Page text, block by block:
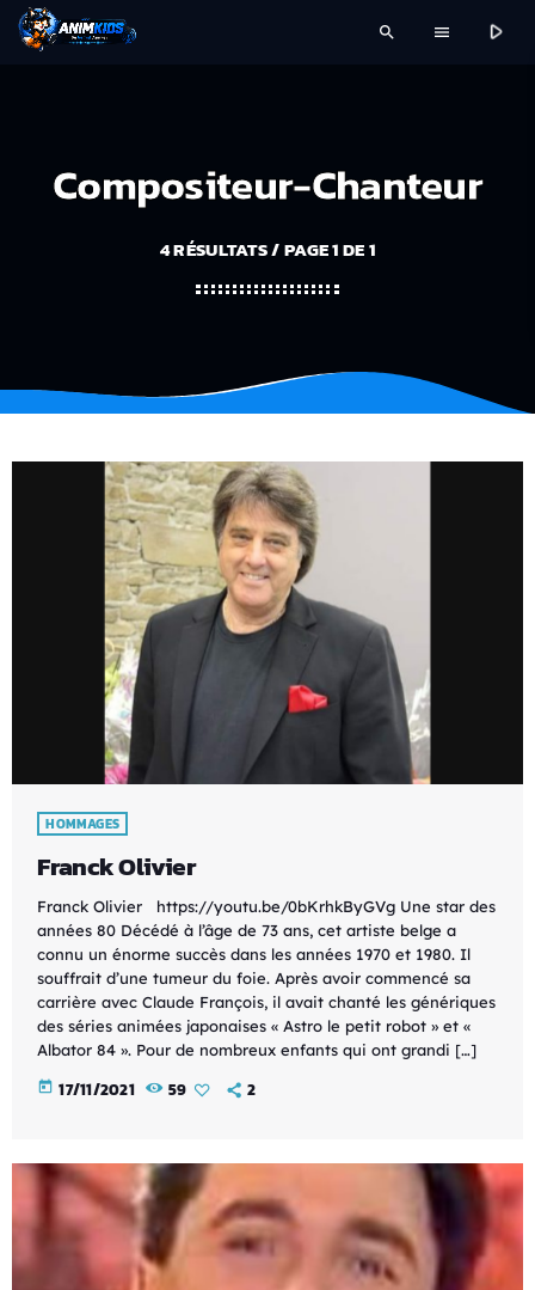
search menu play_arrow
Compositeur-Chanteur
4 RÉSULTATS / PAGE 1 DE 1
HOMMAGES
Franck Olivier
Franck Olivier https://youtu.be/0bKrhkByGVg Une star des
années 80 Décédé à l’âge de 73 ans, cet artiste belge a
connu un énorme succès dans les années 1970 et 1980. Il
souffrait d’une tumeur du foie. Après avoir commencé sa
carrière avec Claude François, il avait chanté les génériques
des séries animées japonaises « Astro le petit robot » et «
Albator 84 ». Pour de nombreux enfants qui ont grandi […]
today 17/11/2021 59 2